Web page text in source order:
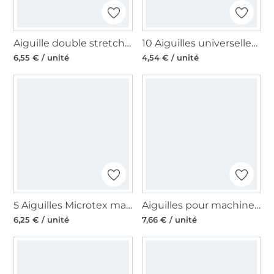
Aiguille double stretch machine à coudre Schmetz 130/705, 75/4,0 mm
6,55 € / unité
10 Aiguilles universelles machine à coudre Schmetz, 130/705 H, 70-100
4,54 € / unité
5 Aiguilles Microtex machine à coudre Schmetz 130/705, 60-80
6,25 € / unité
Aiguilles pour machines à coudre 130/705, universelles 70-100
7,66 € / unité